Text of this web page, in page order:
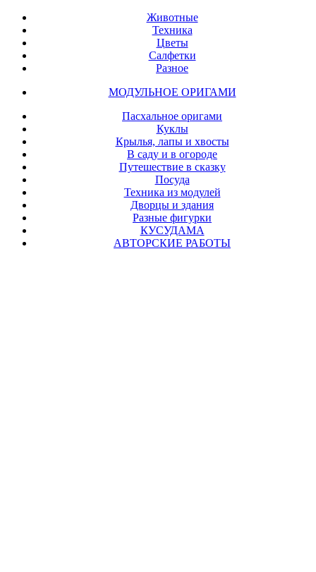
Животные
Техника
Цветы
Салфетки
Разное
МОДУЛЬНОЕ ОРИГАМИ
Пасхальное оригами
Куклы
Крылья, лапы и хвосты
В саду и в огороде
Путешествие в сказку
Посуда
Техника из модулей
Дворцы и здания
Разные фигурки
КУСУДАМА
АВТОРСКИЕ РАБОТЫ